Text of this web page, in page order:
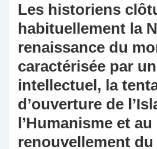
Les historiens
habituellement la
renaissance du
caractérisée par
intellectuel, la
d’ouverture de
l’Humanisme et au
renouvellement